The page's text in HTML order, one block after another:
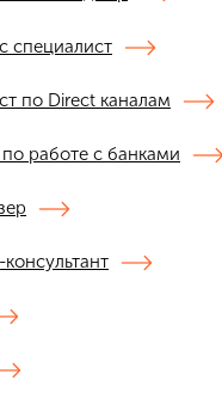
специалист
по Direct каналам
по работе с банками